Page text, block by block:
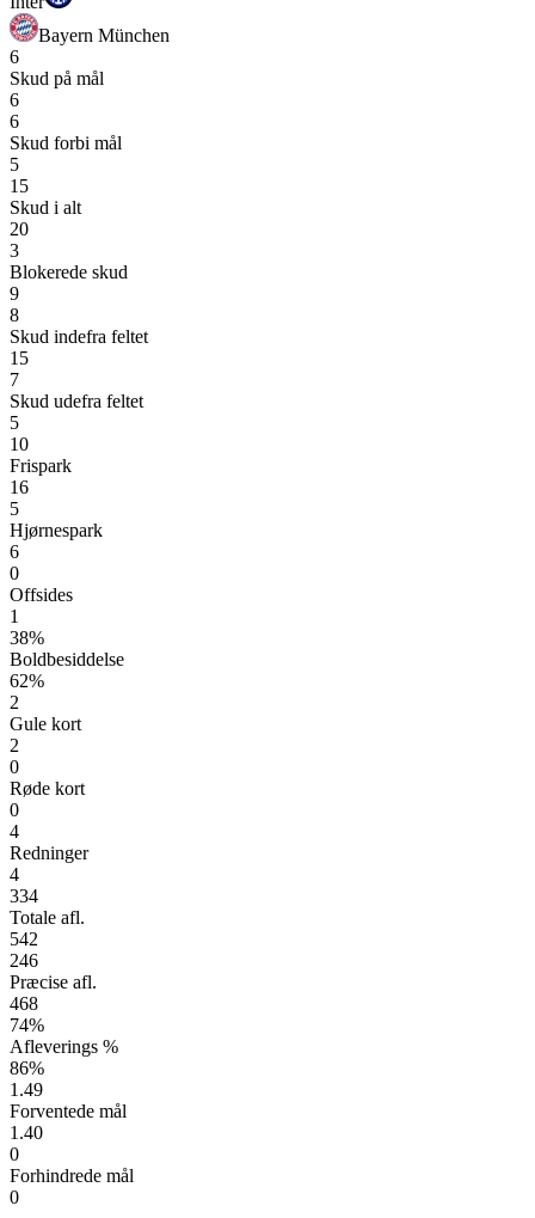
Bayern München
6
Skud på mål
6
6
Skud forbi mål
5
15
Skud i alt
20
3
Blokerede skud
9
8
Skud indefra feltet
15
7
Skud udefra feltet
5
10
Frispark
16
5
Hjørnespark
6
0
Offsides
1
38%
Boldbesiddelse
62%
2
Gule kort
2
0
Røde kort
0
4
Redninger
4
334
Totale afl.
542
246
Præcise afl.
468
74%
Afleverings %
86%
1.49
Forventede mål
1.40
0
Forhindrede mål
0